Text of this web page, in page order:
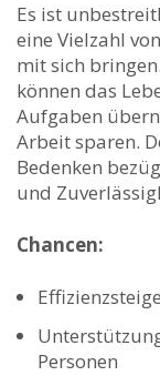
Es ist
eine Vielzahl
mit sich
können das
Aufgaben
Arbeit sparen.
Bedenken
⁣und
Chancen:
‍Personen